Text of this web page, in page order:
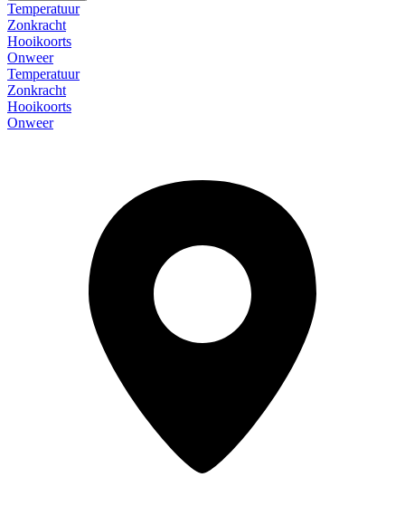
Temperatuur
Zonkracht
Hooikoorts
Onweer
Temperatuur
Zonkracht
Hooikoorts
Onweer